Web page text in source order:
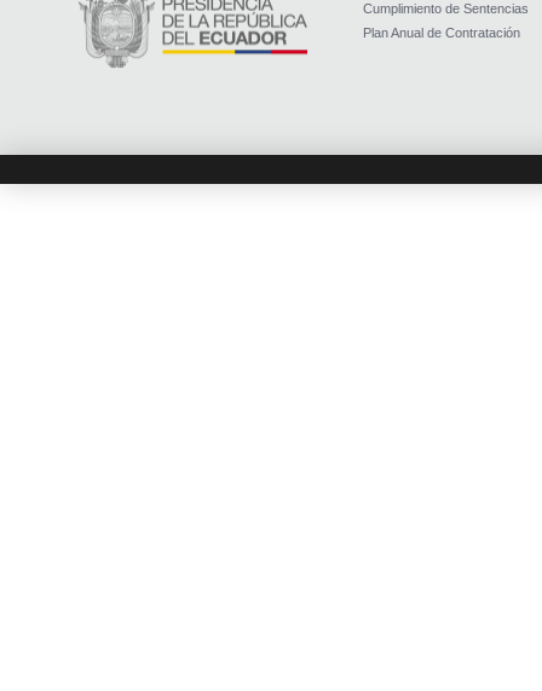
Cumplimiento de Sentencias
Plan Anual de Contratación